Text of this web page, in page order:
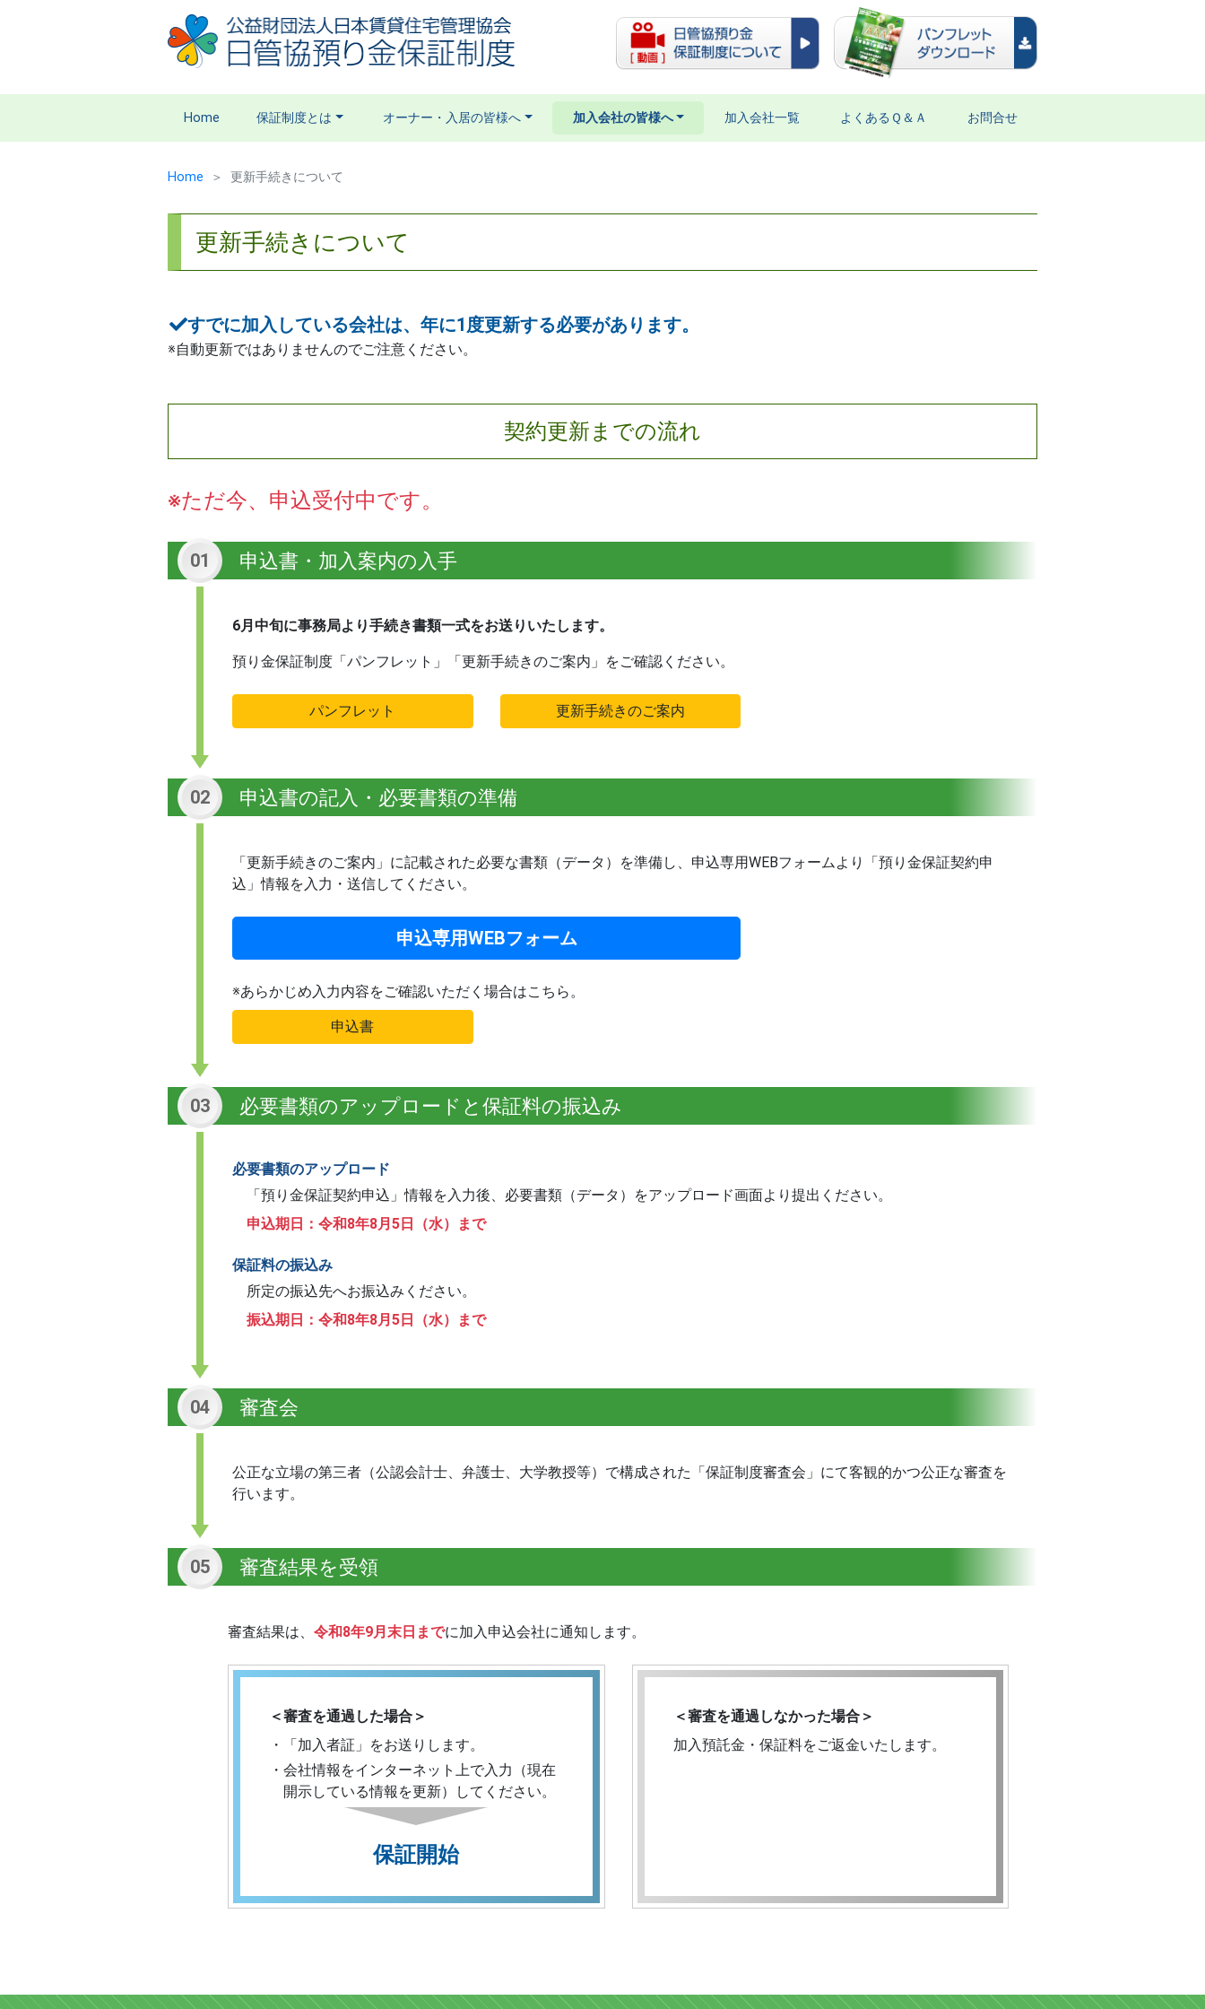
Home 保証制度とは オーナー・入居の皆様へ 加入会社の皆様へ 加入会社一覧 よくあるＱ＆Ａ お問合せ
Home 更新手続きについて
更新手続きについて
すでに加入している会社は、年に1度更新する必要があります。
※自動更新ではありませんのでご注意ください。
契約更新までの流れ
※ただ今、申込受付中です。
01 申込書・加入案内の入手
6月中旬に事務局より手続き書類一式をお送りいたします。
預り金保証制度「パンフレット」「更新手続きのご案内」をご確認ください。
パンフレット 更新手続きのご案内
02 申込書の記入・必要書類の準備
「更新手続きのご案内」に記載された必要な書類（データ）を準備し、申込専用WEBフォームより「預り金保証契約申
込」情報を入力・送信してください。
申込専用WEBフォーム
※あらかじめ入力内容をご確認いただく場合はこちら。
申込書
03 必要書類のアップロードと保証料の振込み
必要書類のアップロード
「預り金保証契約申込」情報を入力後、必要書類（データ）をアップロード画面より提出ください。
申込期日：令和8年8月5日（水）まで
保証料の振込み
所定の振込先へお振込みください。
振込期日：令和8年8月5日（水）まで
04 審査会
公正な立場の第三者（公認会計士、弁護士、大学教授等）で構成された「保証制度審査会」にて客観的かつ公正な審査を
行います。
05 審査結果を受領
審査結果は、令和8年9月末日までに加入申込会社に通知します。
＜審査を通過した場合＞
・「加入者証」をお送りします。
・会社情報をインターネット上で入力（現在
開示している情報を更新）してください。
保証開始
＜審査を通過しなかった場合＞
加入預託金・保証料をご返金いたします。